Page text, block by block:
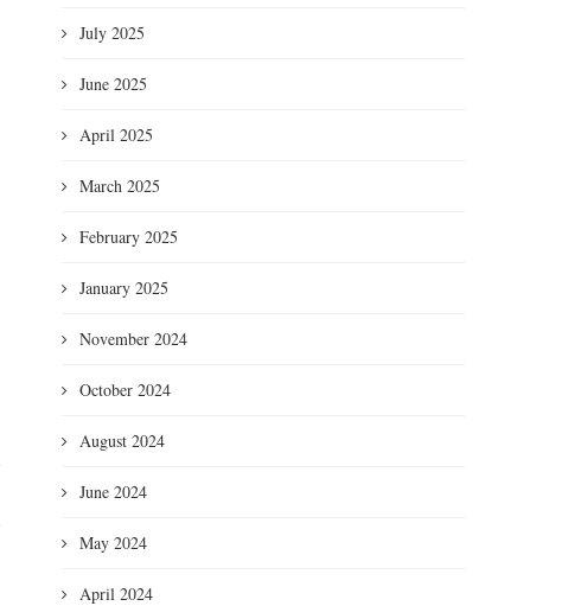
July 2025
June 2025
April 2025
March 2025
February 2025
January 2025
November 2024
October 2024
August 2024
June 2024
May 2024
April 2024